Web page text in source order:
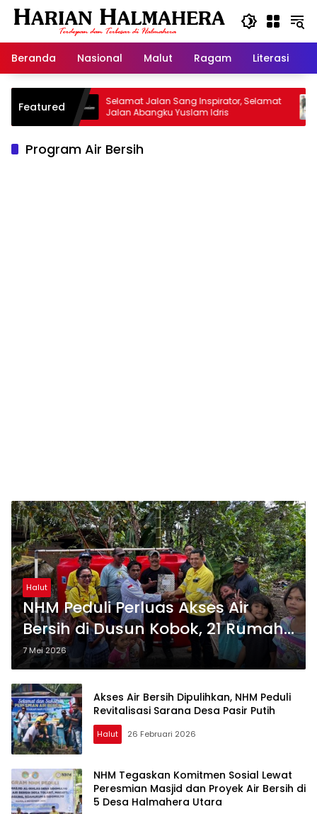
Langsung
Beranda
Nasional Malut Ragam Literasi
Featured
Selamat Jalan Sang Inspirator, Selamat
Jalan Abangku Yuslam Idris
Program Air Bersih
Halut
NHM Peduli Perluas Akses Air
Bersih di Dusun Kobok, 21 Rumah
Kini Terlayani Langsung
7 Mei 2026
Akses Air Bersih Dipulihkan, NHM Peduli
Revitalisasi Sarana Desa Pasir Putih
Halut 26 Februari 2026
NHM Tegaskan Komitmen Sosial Lewat
Peresmian Masjid dan Proyek Air Bersih di
5 Desa Halmahera Utara